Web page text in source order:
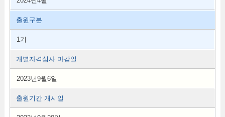
출원구분
1기
개별자격심사 마감일
2023년9월6일
출원기간 개시일